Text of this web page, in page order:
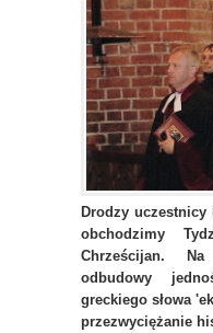
Drodzy
obchodzimy
Chrześcijan.
odbudowy
greckiego słowa
przezwyciężanie